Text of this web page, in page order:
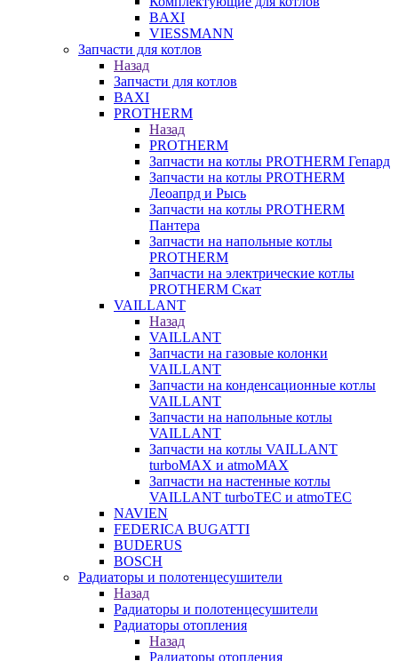
BAXI
VIESSMANN
Запчасти для котлов
Назад
Запчасти для котлов
BAXI
PROTHERM
Назад
PROTHERM
Запчасти на котлы PROTHERM Гепард
Запчасти на котлы PROTHERM
Леоапрд и Рысь
Запчасти на котлы PROTHERM
Пантера
Запчасти на напольные котлы
PROTHERM
Запчасти на электрические котлы
PROTHERM Скат
VAILLANT
Назад
VAILLANT
Запчасти на газовые колонки
VAILLANT
Запчасти на конденсационные котлы
VAILLANT
Запчасти на напольные котлы
VAILLANT
Запчасти на котлы VAILLANT
turboMAX и atmoMAX
Запчасти на настенные котлы
VAILLANT turboTEC и atmoTEC
NAVIEN
FEDERICA BUGATTI
BUDERUS
BOSCH
Радиаторы и полотенцесушители
Назад
Радиаторы и полотенцесушители
Радиаторы отопления
Назад
Радиаторы отопления